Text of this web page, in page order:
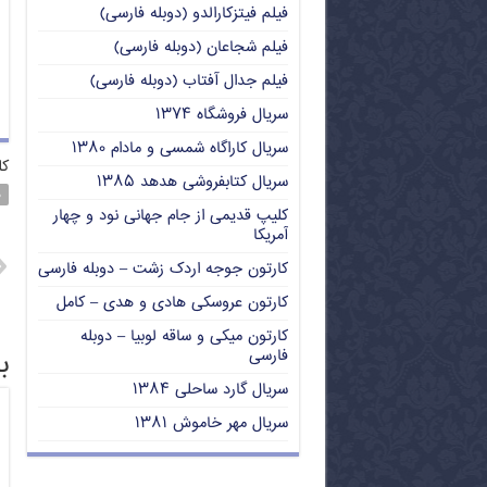
فیلم فیتزکارالدو (دوبله فارسی)
فیلم شجاعان (دوبله فارسی)
فیلم جدال آفتاب (دوبله فارسی)
سریال فروشگاه ۱۳۷۴
سریال کاراگاه شمسی و مادام ۱۳۸۰
سریال کتابفروشی هدهد ۱۳۸۵
کلیپ قدیمی از جام جهانی نود و چهار
آمریکا
کارتون جوجه اردک زشت – دوبله فارسی
کارتون عروسکی هادی و هدی – کامل
کارتون میکی و ساقه لوبیا – دوبله
فارسی
سریال گارد ساحلی ۱۳۸۴
سریال مهر خاموش ۱۳۸۱